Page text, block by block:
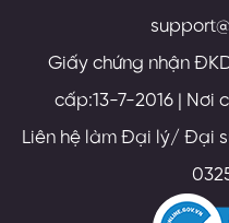
Giấy chứng nhận
cấp:13-7-2016 | Nơi
Liên hệ làm Đại lý/ Đại